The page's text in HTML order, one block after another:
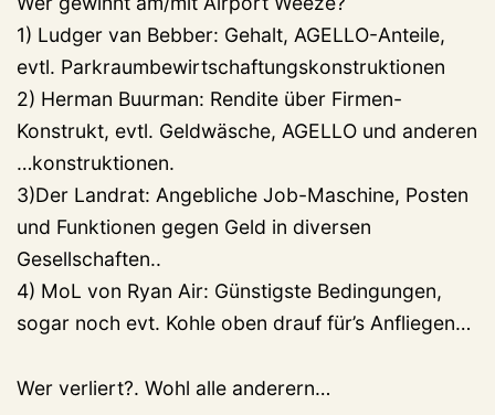
1) Ludger van Bebber: Gehalt, AGELLO-Anteile,
evtl. Parkraumbewirtschaftungskonstruktionen
2) Herman Buurman: Rendite über Firmen-
Konstrukt, evtl. Geldwäsche, AGELLO und anderen
…konstruktionen.
3)Der Landrat: Angebliche Job-Maschine, Posten
und Funktionen gegen Geld in diversen
Gesellschaften..
4) MoL von Ryan Air: Günstigste Bedingungen,
sogar noch evt. Kohle oben drauf für’s Anfliegen…
Wer verliert?. Wohl alle anderern…